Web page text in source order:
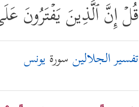
قُلۡ إِنَّ ٱلَّذِینَ یَفۡتَرُونَ
تفسير الجلالين سورةيونس